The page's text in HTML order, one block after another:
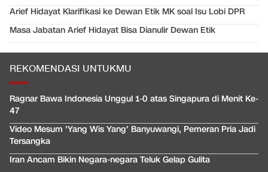
Arief Hidayat Klarifikasi ke Dewan Etik MK soal Isu Lobi DPR
Masa Jabatan Arief Hidayat Bisa Dianulir Dewan Etik
REKOMENDASI UNTUKMU
Ragnar Bawa Indonesia Unggul 1-0 atas Singapura di Menit Ke-
47
Video Mesum 'Yang Wis Yang' Banyuwangi, Pemeran Pria Jadi
Tersangka
Iran Ancam Bikin Negara-negara Teluk Gelap Gulita